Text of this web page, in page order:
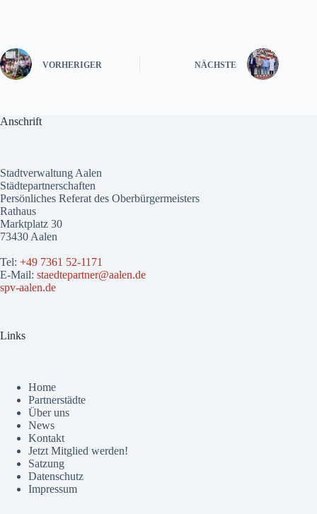
VORHERIGER NÄCHSTE
Anschrift
Stadtverwaltung Aalen
Städtepartnerschaften
Persönliches Referat des Oberbürgermeisters
Rathaus
Marktplatz 30
73430 Aalen
Tel: +49 7361 52-1171
E-Mail: staedtepartner@aalen.de
spv-aalen.de
Links
Home
Partnerstädte
Über uns
News
Kontakt
Jetzt Mitglied werden!
Satzung
Datenschutz
Impressum